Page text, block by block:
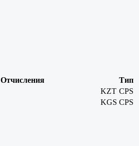
Отчисления
Тип
KZT CPS
KGS CPS